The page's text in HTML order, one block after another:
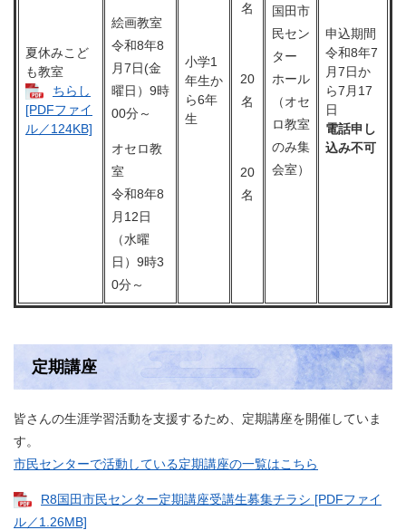
夏休みこど
も教室
ちらし
[PDFファイ
ル／124KB]
絵画教室
令和8年8
月7日(金
曜日）9時
00分～
オセロ教
室
令和8年8
月12日
（水曜
日）9時3
0分～
小学1
年生か
ら6年
生
名
20
名
20
名
国田市
民セン
ター
ホール
（オセ
ロ教室
のみ集
会室）
申込期間
令和8年7
月7日か
ら7月17
日
電話申し
込み不可
定期講座
皆さんの生涯学習活動を支援するため、定期講座を開催していま
す。
市民センターで活動している定期講座の一覧はこちら
R8国田市民センター定期講座受講生募集チラシ [PDFファイ
ル／1.26MB]